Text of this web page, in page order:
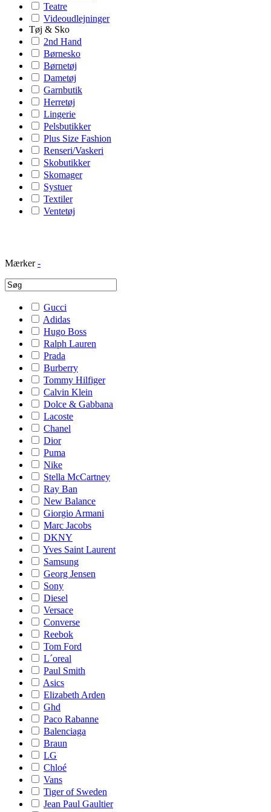
Teatre
Videoudlejninger
Tøj & Sko
2nd Hand
Børnesko
Børnetøj
Dametøj
Garnbutik
Herretøj
Lingerie
Pelsbutikker
Plus Size Fashion
Renseri/Vaskeri
Skobutikker
Skomager
Systuer
Textiler
Ventetøj
Mærker -
Gucci
Adidas
Hugo Boss
Ralph Lauren
Prada
Burberry
Tommy Hilfiger
Calvin Klein
Dolce & Gabbana
Lacoste
Chanel
Dior
Puma
Nike
Stella McCartney
Ray Ban
New Balance
Giorgio Armani
Marc Jacobs
DKNY
Yves Saint Laurent
Samsung
Georg Jensen
Sony
Diesel
Versace
Converse
Reebok
Tom Ford
L´oreal
Paul Smith
Asics
Elizabeth Arden
Ghd
Paco Rabanne
Balenciaga
Braun
LG
Chloé
Vans
Tiger of Sweden
Jean Paul Gaultier